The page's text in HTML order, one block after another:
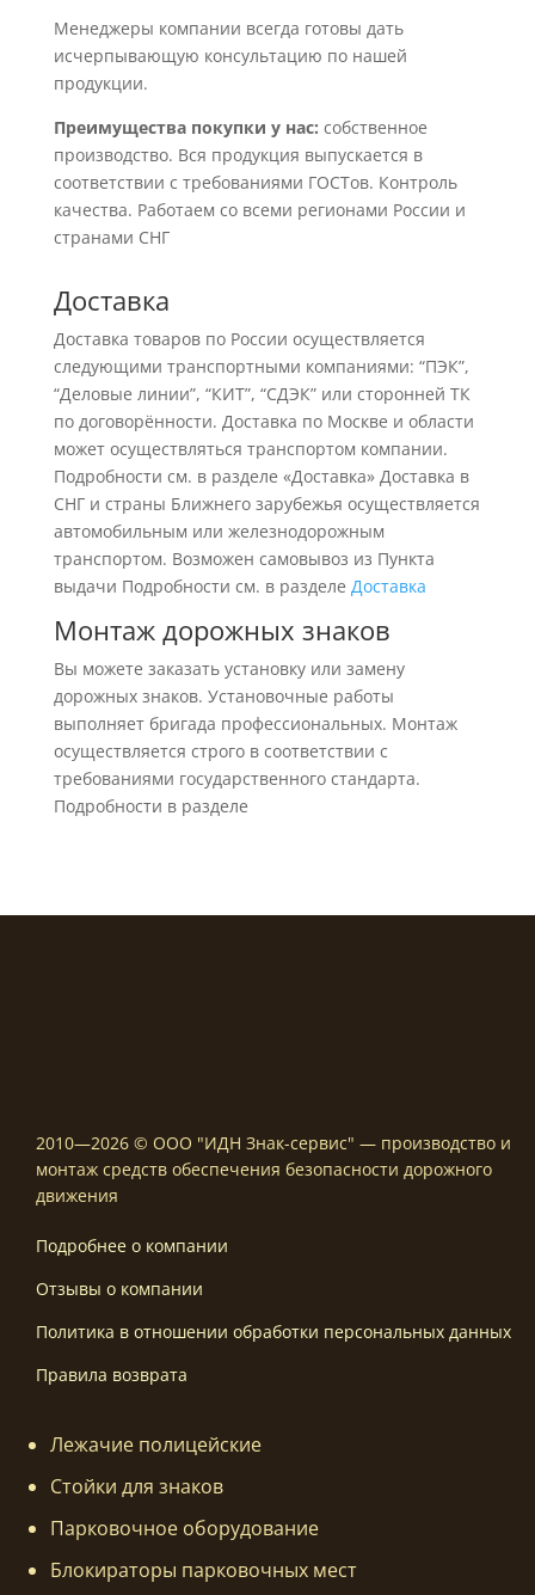
Менеджеры компании всегда готовы дать
исчерпывающую консультацию по нашей
продукции.
Преимущества покупки у нас: собственное
производство. Вся продукция выпускается в
соответствии с требованиями ГОСТов. Контроль
качества. Работаем со всеми регионами России и
странами СНГ
Доставка
Доставка товаров по России осуществляется
следующими транспортными компаниями: “ПЭК”,
“Деловые линии”, “КИТ”, “СДЭК” или сторонней ТК
по договорённости. Доставка по Москве и области
может осуществляться транспортом компании.
Подробности см. в разделе «Доставка» Доставка в
СНГ и страны Ближнего зарубежья осуществляется
автомобильным или железнодорожным
транспортом. Возможен самовывоз из Пункта
выдачи Подробности см. в разделе Доставка
Монтаж дорожных знаков
Вы можете заказать установку или замену
дорожных знаков. Установочные работы
выполняет бригада профессиональных. Монтаж
осуществляется строго в соответствии с
требованиями государственного стандарта.
Подробности в разделе
2010—2026 © ООО "ИДН Знак-сервис" — производство и
монтаж средств обеспечения безопасности дорожного
движения
Подробнее о компании
Отзывы о компании
Политика в отношении обработки персональных данных
Правила возврата
Лежачие полицейские
Стойки для знаков
Парковочное оборудование
Блокираторы парковочных мест